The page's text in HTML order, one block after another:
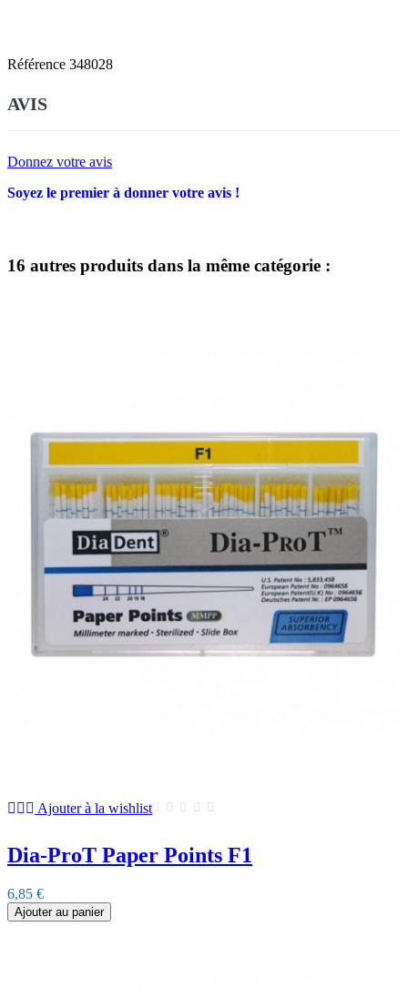
Référence 348028
AVIS
Donnez votre avis
Soyez le premier à donner votre avis !
16 autres produits dans la même catégorie :
Ajouter à la wishlist
Dia-ProT Paper Points F1
6,85 €
Ajouter au panier